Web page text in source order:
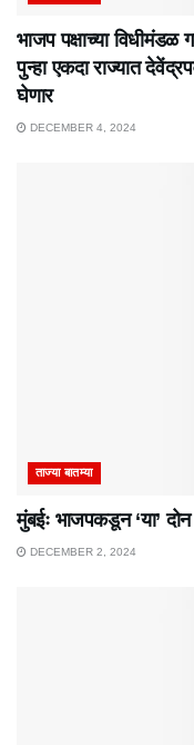
भाजप पक्षाच्या
पुन्हा एकदा राज्यात
घेणार
DECEMBER 4, 2024
ताज्या बातम्या
मुंबईः भाजपकडून ‘या’
DECEMBER 2, 2024